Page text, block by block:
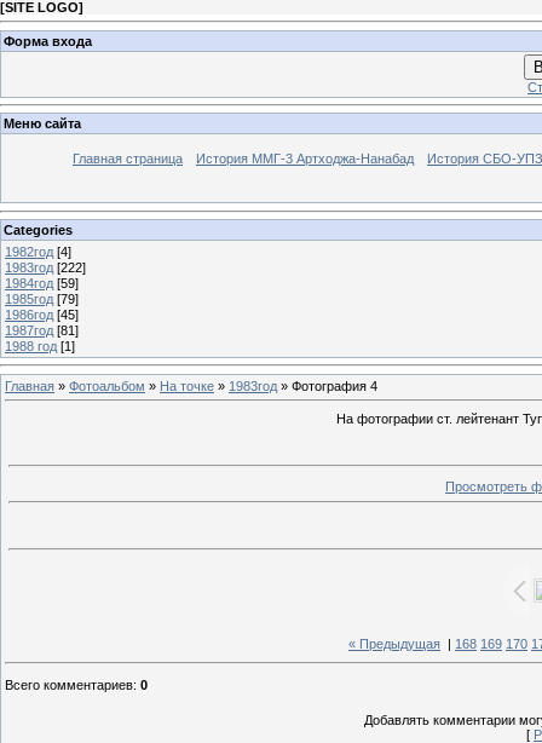
[SITE LOGO]
Форма входа
Меню сайта
Главная страница История ММГ-3 Артходжа-Нанабад История СБО-УПЗ
Categories
1982год [4]
1983год [222]
1984год [59]
1985год [79]
1986год [45]
1987год [81]
1988 год [1]
Главная » Фотоальбом » На точке » 1983год » Фотография 4
На фотографии ст. лейтенант
Просмотреть
« Предыдущая 168 169 170
Всего комментариев: 0
Добавлять комментарии
[